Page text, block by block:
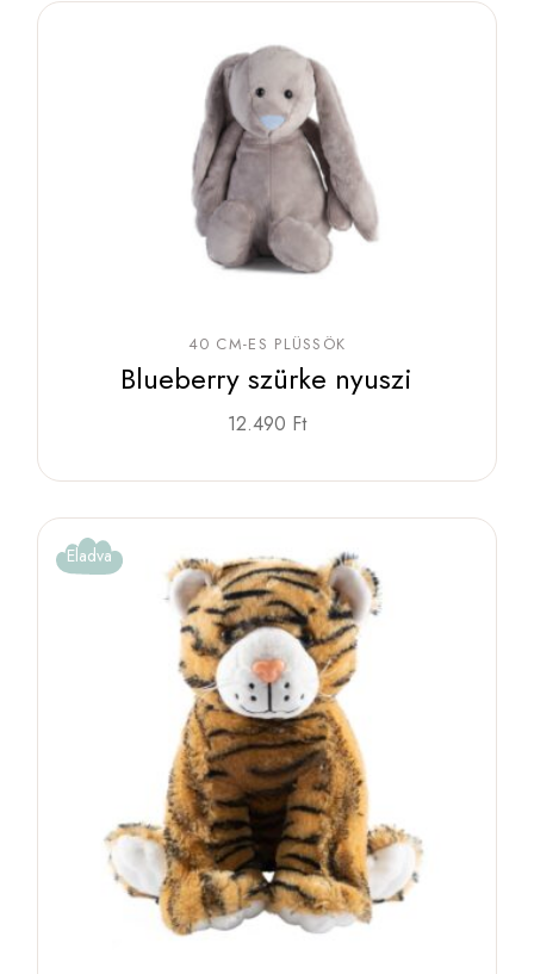
40 CM-ES PLÜSSÖK
Blueberry szürke nyuszi
12.490 Ft
Eladva